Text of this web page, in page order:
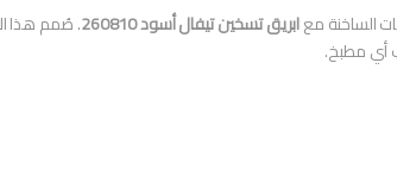
الساخنة معابريق تسخين تيفال أسود 260810
. صُمم هذا
أي مطبخ.